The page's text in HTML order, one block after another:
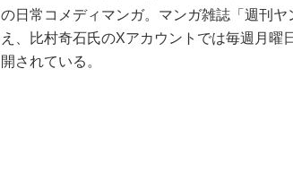
の日常コメディマンガ。マンガ雑誌「週刊
え、比村奇石氏のXアカウントでは毎週月曜
開されている。